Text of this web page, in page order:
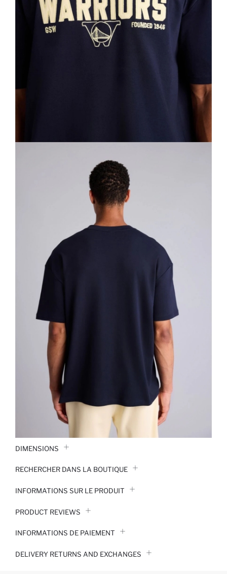
DIMENSIONS
RECHERCHER DANS LA BOUTIQUE
INFORMATIONS SUR LE PRODUIT
PRODUCT REVIEWS
INFORMATIONS DE PAIEMENT
DELIVERY RETURNS AND EXCHANGES